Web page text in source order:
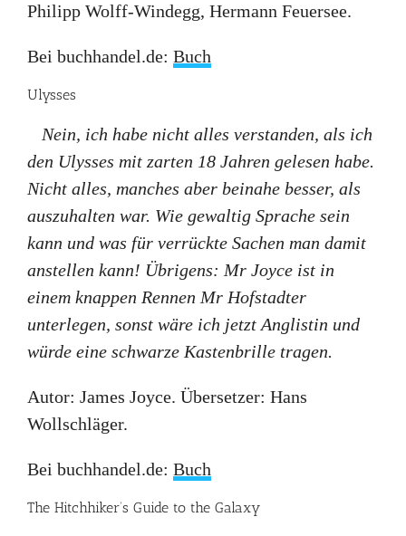
Philipp Wolff-Windegg, Hermann Feuersee.
Bei buchhandel.de: Buch
Ulysses
Nein, ich habe nicht alles verstanden, als ich
den Ulysses mit zarten 18 Jahren gelesen habe.
Nicht alles, manches aber beinahe besser, als
auszuhalten war. Wie gewaltig Sprache sein
kann und was für verrückte Sachen man damit
anstellen kann! Übrigens: Mr Joyce ist in
einem knappen Rennen Mr Hofstadter
unterlegen, sonst wäre ich jetzt Anglistin und
würde eine schwarze Kastenbrille tragen.
Autor: James Joyce. Übersetzer: Hans
Wollschläger.
Bei buchhandel.de: Buch
The Hitchhiker’s Guide to the Galaxy